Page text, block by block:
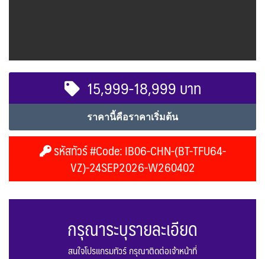
15,999-18,999 บาท
ราคานี้คือราคาเริ่มต้น
รหัสทัวร์ #Code: IB06-CHN-(BT-TFU64-
VZ)-24SEP2026-W260402
กรุณาระบุรายละเอียด
สนใจโปรแกรมทัวร์ กรุณาติดต่อเจ้าหน้าที่